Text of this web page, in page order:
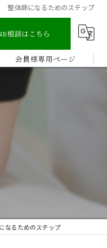
整体師になるためのステップ
相談はこちら
会員様専用ページ
体師コース
なるためのステップ